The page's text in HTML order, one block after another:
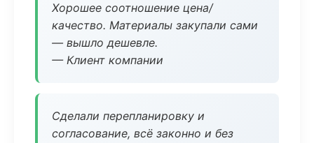
Хорошее соотношение цена/
качество. Материалы закупали сами
— вышло дешевле.
— Клиент компании
Сделали перепланировку и
согласование, всё законно и без